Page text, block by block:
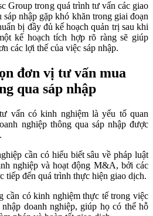
Group trong quá trình tư vấn các giao
nhập gặp khó khăn trong giai đoạn
bị đầy đủ kế hoạch quản trị sau khi
kế hoạch tích hợp rõ ràng sẽ giúp
các lợi thế của việc sáp nhập.
đơn vị tư vấn mua
qua sáp nhập
vấn có kinh nghiệm là yếu tố quan
nghiệp thông qua sáp nhập được
cần có hiểu biết sâu về pháp luật
nghiệp và hoạt động M&A, bởi các
tiếp đến quá trình thực hiện giao dịch.
cần có kinh nghiệm thực tế trong việc
doanh nghiệp, giúp họ có thể hỗ